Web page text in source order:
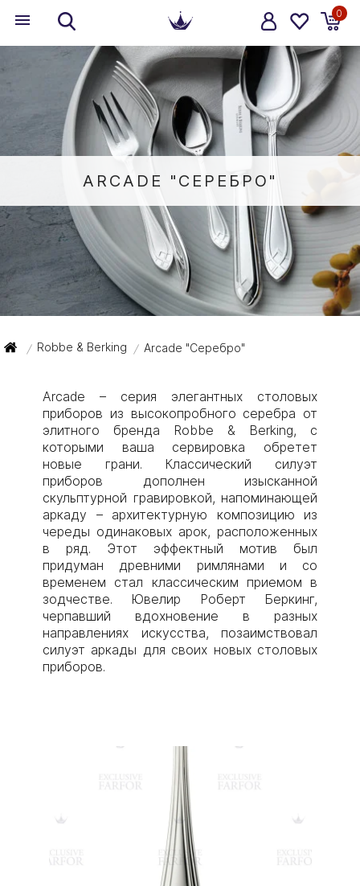
0
ARCADE "СЕРЕБРО"
/ Robbe & Berking / Arcade "Серебро"
Arcade – серия элегантных столовых
приборов из высокопробного серебра от
элитного бренда Robbe & Berking, с
которыми ваша сервировка обретет
новые грани. Классический силуэт
приборов дополнен изысканной
скульптурной гравировкой, напоминающей
аркаду – архитектурную композицию из
череды одинаковых арок, расположенных
в ряд. Этот эффектный мотив был
придуман древними римлянами и со
временем стал классическим приемом в
зодчестве. Ювелир Роберт Беркинг,
черпавший вдохновение в разных
направлениях искусства, позаимствовал
силуэт аркады для своих новых столовых
приборов.